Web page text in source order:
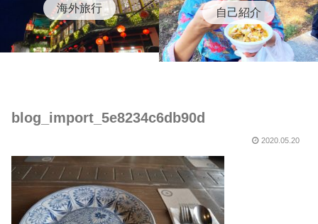
海外旅行 自己紹介
blog_import_5e8234c6db90d
2020.05.20